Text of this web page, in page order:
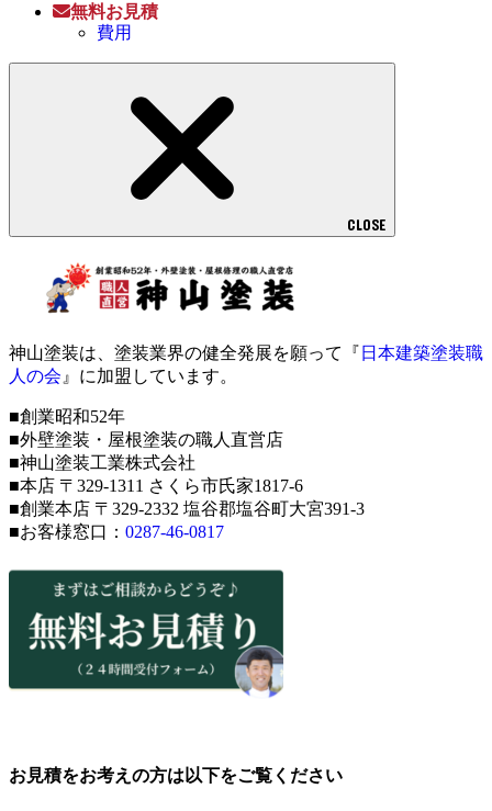
無料お見積
費用
CLOSE
神山塗装は、塗装業界の健全発展を願って『 日本建築塗装職
人の会 』に加盟しています。
■創業昭和52年
■外壁塗装・屋根塗装の職人直営店
■神山塗装工業株式会社
■本店 〒329-1311 さくら市氏家1817-6
■創業本店 〒329-2332 塩谷郡塩谷町大宮391-3
■お客様窓口： 0287-46-0817
お見積をお考えの方は以下をご覧ください